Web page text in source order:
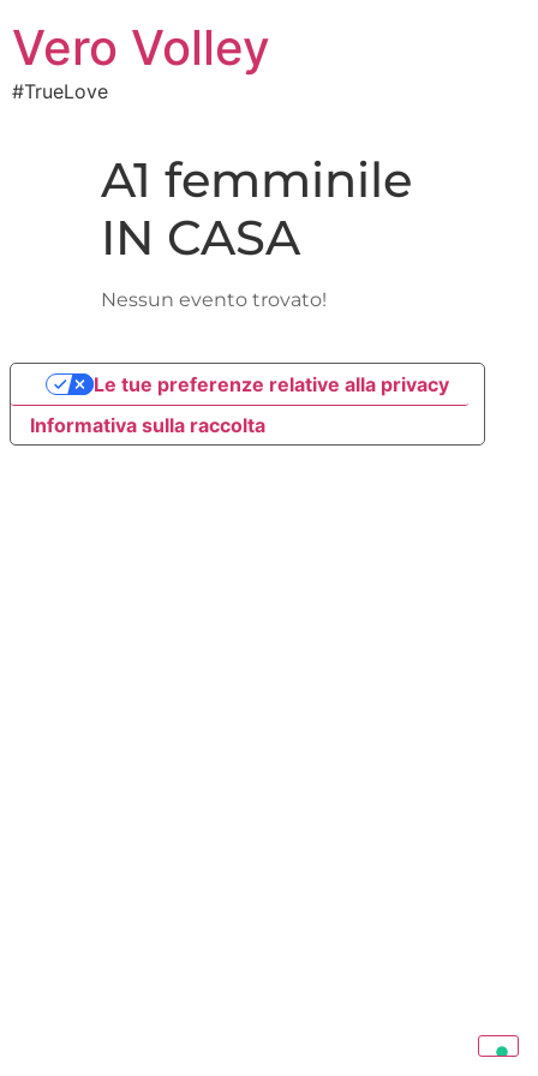
Vero Volley
#TrueLove
A1 femminile
IN CASA
Nessun evento trovato!
Informativa sulla raccolta
Le tue preferenze relative alla privacy